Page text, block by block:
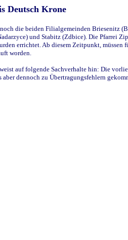
Deutsch Krone
die beiden Filialgemeinden Briesenitz
und Stabitz (Zdbice). Die Pfarrei
errichtet. Ab diesem Zeitpunkt,
worden.
auf folgende Sachverhalte hin: Die
dennoch zu Übertragungsfehlern